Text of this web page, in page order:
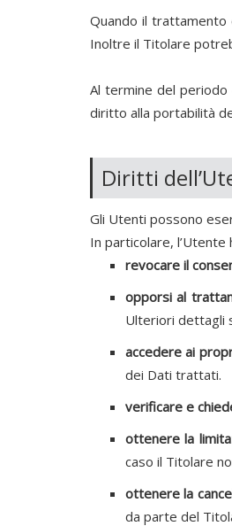
Quando il trattamento
Inoltre il Titolare
Al termine del periodo
diritto alla portabilità
Diritti
Gli Utenti possono
In particolare, l’Utente
revocare il
opporsi al
Ulteriori dettagli
accedere ai
dei Dati trattati.
verificare e
ottenere la
caso il Titolare
ottenere la
da parte del